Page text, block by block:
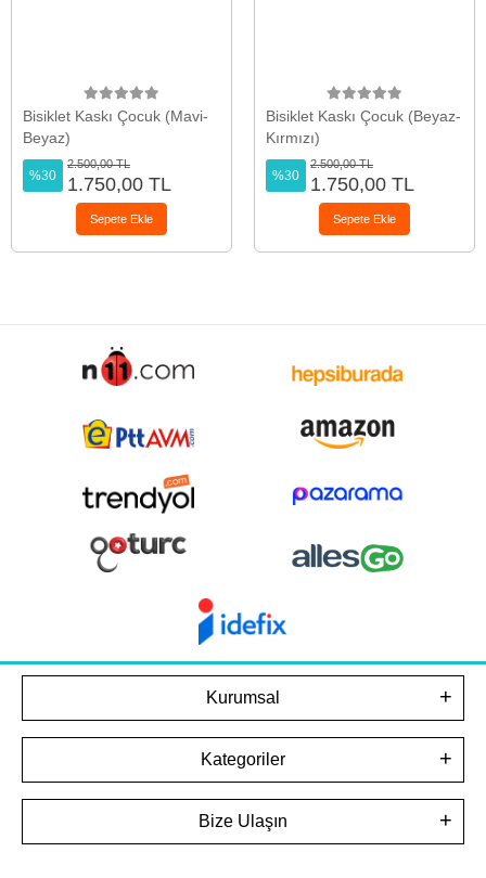
Bisiklet Kaskı Çocuk (Mavi-
Beyaz)
%30
2.500,00 TL
1.750,00 TL
Sepete Ekle
Bisiklet Kaskı Çocuk (Beyaz-
Kırmızı)
%30
2.500,00 TL
1.750,00 TL
Sepete Ekle
Kurumsal
Kategoriler
Bize Ulaşın